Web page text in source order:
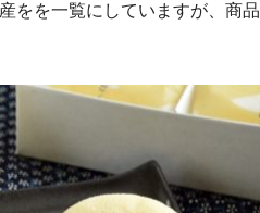
をを一覧にしていますが、商品